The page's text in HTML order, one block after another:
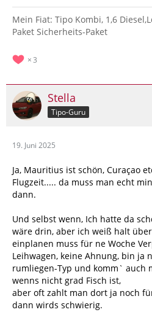
Mein Fiat: Tipo Kombi, 1,6
Paket Sicherheits-Paket
3
Stella
Tipo-Guru
19. Juni 2025
Ja, Mauritius ist schön, Curaçao
Flugzeit..... da muss man echt
dann.
Und selbst wenn, Ich hatte da
wäre drin, aber ich weiß halt
einplanen muss für ne Woche
Leihwagen, keine Ahnung, bin ja
rumliegen-Typ und komm` auch
wenns nicht grad Fisch ist,
aber oft zahlt man dort ja noch
dann wirds schwierig.